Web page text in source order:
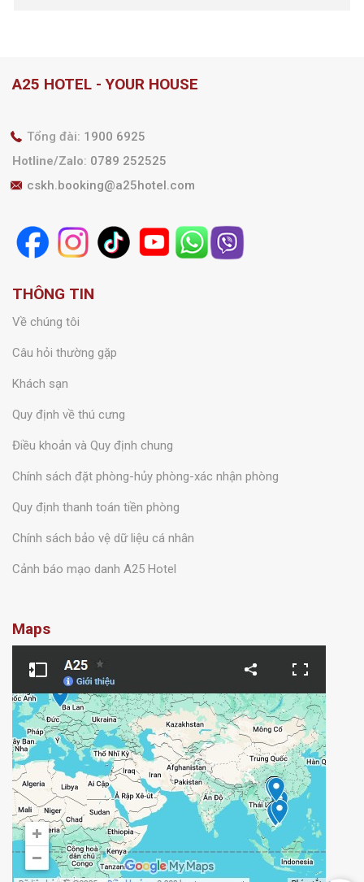
A25 HOTEL - YOUR HOUSE
Tổng đài: 1900 6925
Hotline/Zalo: 0789 252525
cskh.booking@a25hotel.com
THÔNG TIN
Về chúng tôi
Câu hỏi thường gặp
Khách sạn
Quy định về thú cưng
Điều khoản và Quy định chung
Chính sách đặt phòng-hủy phòng-xác nhận phòng
Quy định thanh toán tiền phòng
Chính sách bảo vệ dữ liệu cá nhân
Cảnh báo mạo danh A25 Hotel
Maps